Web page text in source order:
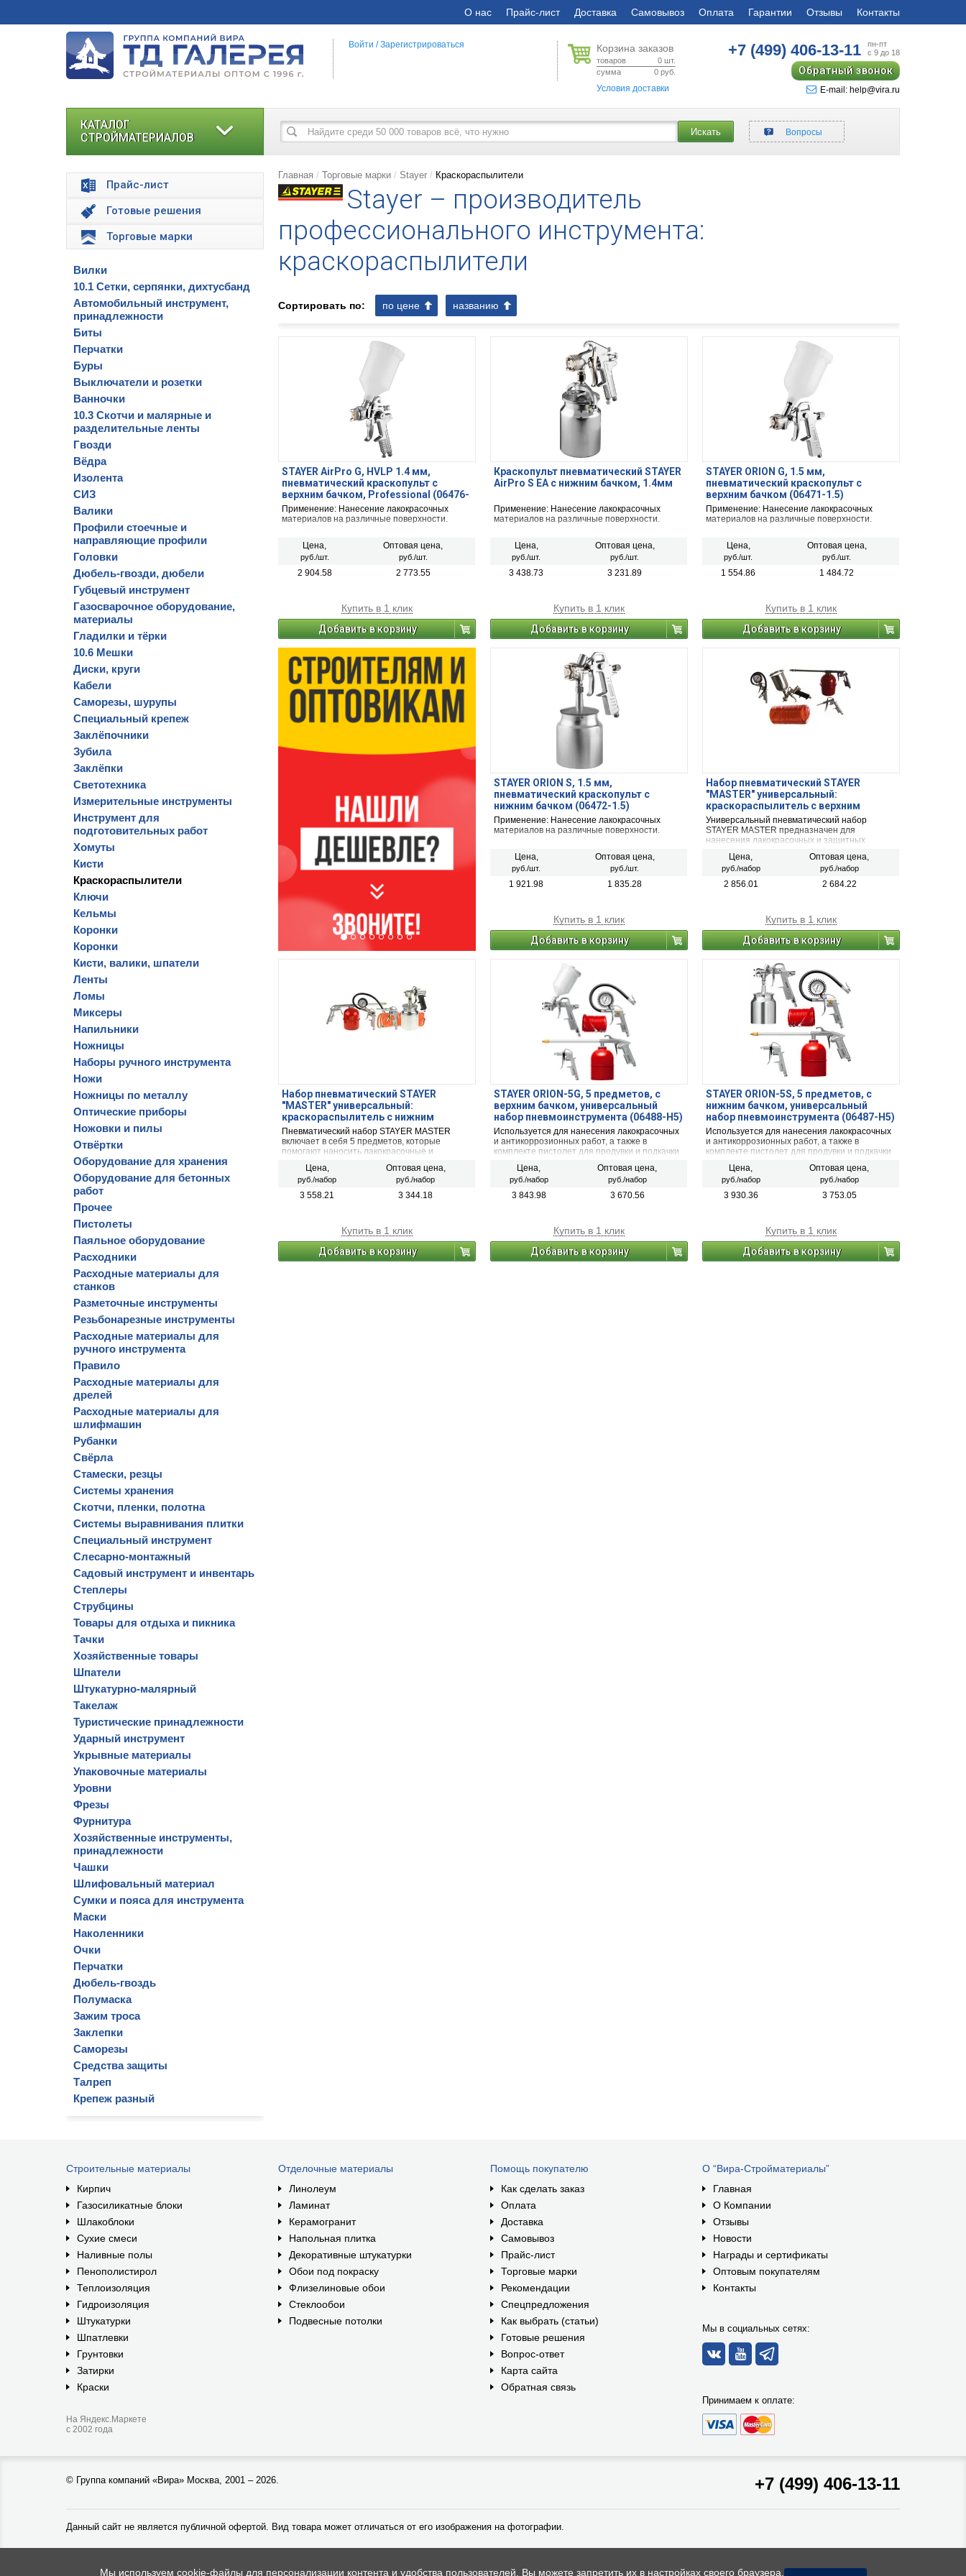
О нас Прайс-лист Доставка Самовывоз Оплата Гарантии Отзывы Контакты
Корзина заказов
товаров 0 шт.
сумма
0 руб.
Условия доставки
+7 (499)406-13-11
пн-пт
с 9 до 18
Обратный звонок
E-mail: help@vira.ru
Войти /Зарегистрироваться
КАТАЛОГ
СТРОЙМАТЕРИАЛОВ
Прайс-лист
Готовые решения
Торговые марки
Вилки
10.1 Сетки, серпянки, дихтусбанд
Автомобильный инструмент,
принадлежности
Биты
Перчатки
Буры
Выключатели и розетки
Ванночки
10.3 Скотчи и малярные и
разделительные ленты
Гвозди
Вёдра
Изолента
СИЗ
Валики
Профили стоечные и
направляющие профили
Головки
Дюбель-гвозди, дюбели
Губцевый инструмент
Газосварочное оборудование,
материалы
Гладилки и тёрки
10.6 Мешки
Диски, круги
Кабели
Саморезы, шурупы
Специальный крепеж
Заклёпочники
Зубила
Заклёпки
Светотехника
Измерительные инструменты
Инструмент для
подготовительных работ
Хомуты
Кисти
Краскораспылители
Ключи
Кельмы
Коронки
Коронки
Кисти, валики, шпатели
Ленты
Ломы
Миксеры
Напильники
Ножницы
Наборы ручного инструмента
Ножи
Ножницы по металлу
Оптические приборы
Ножовки и пилы
Отвёртки
Оборудование для хранения
Оборудование для бетонных
работ
Прочее
Пистолеты
Паяльное оборудование
Расходники
Расходные материалы для
станков
Разметочные инструменты
Резьбонарезные инструменты
Расходные материалы для
ручного инструмента
Правило
Расходные материалы для
дрелей
Расходные материалы для
шлифмашин
Рубанки
Свёрла
Стамески, резцы
Системы хранения
Скотчи, пленки, полотна
Системы выравнивания плитки
Специальный инструмент
Слесарно-монтажный
Садовый инструмент и инвентарь
Степлеры
Струбцины
Товары для отдыха и пикника
Тачки
Хозяйственные товары
Шпатели
Штукатурно-малярный
Такелаж
Туристические принадлежности
Ударный инструмент
Укрывные материалы
Упаковочные материалы
Уровни
Фрезы
Фурнитура
Хозяйственные инструменты,
принадлежности
Чашки
Шлифовальный материал
Сумки и пояса для инструмента
Маски
Наколенники
Очки
Перчатки
Дюбель-гвоздь
Полумаска
Зажим троса
Заклепки
Саморезы
Средства защиты
Талреп
Крепеж разный
Искать Вопросы
Главная Торговые марки Stayer Краскораспылители
Stayer – производитель
профессионального инструмента:
краскораспылители
Сортировать по: по цене названию
STAYER AirPro G, HVLP 1.4 мм,
пневматический краскопульт с
верхним бачком, Professional (06476-
1.4)
Применение: Нанесение лакокрасочных
материалов на различные поверхности.
Цена,
руб./шт.
Оптовая цена,
руб./шт.
2 904.58 2 773.55
Купить в 1 клик
Добавить в корзину
Краскопульт пневматический STAYER
AirPro S EA с нижним бачком, 1.4мм
Применение: Нанесение лакокрасочных
материалов на различные поверхности.
Цена,
руб./шт.
Оптовая цена,
руб./шт.
3 438.73 3 231.89
Купить в 1 клик
Добавить в корзину
STAYER ORION G, 1.5 мм,
пневматический краскопульт с
верхним бачком (06471-1.5)
Применение: Нанесение лакокрасочных
материалов на различные поверхности.
Цена,
руб./шт.
Оптовая цена,
руб./шт.
1 554.86 1 484.72
Купить в 1 клик
Добавить в корзину
STAYER ORION S, 1.5 мм,
пневматический краскопульт с
нижним бачком (06472-1.5)
Применение: Нанесение лакокрасочных
материалов на различные поверхности.
Цена,
руб./шт.
Оптовая цена,
руб./шт.
1 921.98 1 835.28
Купить в 1 клик
Добавить в корзину
Набор пневматический STAYER
″MASTER″ универсальный:
краскораспылитель с верхним
бачком, пистолеты, пневмошланг, 5
предм
Универсальный пневматический набор
STAYER MASTER предназначен для
нанесения лакокрасочных и защитных
металла, дерева, керамики, для продувки и
очистки поверхностей и отверстий сжатым
воздухом, подкачки автомобильных шин.
Цена,
руб./набор
Оптовая цена,
руб./набор
2 856.01 2 684.22
Купить в 1 клик
Добавить в корзину
Набор пневматический STAYER
″MASTER″ универсальный:
краскораспылитель с нижним
бачком, пистолеты, пневмошланг, 5
предм
Пневматический набор STAYER MASTER
включает в себя 5 предметов, которые
помогают наносить лакокрасочные и
металлические, деревянные и другие
поверхности.
Цена,
руб./набор
Оптовая цена,
руб./набор
3 558.21 3 344.18
Купить в 1 клик
Добавить в корзину
STAYER ORION-5G, 5 предметов, с
верхним бачком, универсальный
набор пневмоинструмента (06488-H5)
Используется для нанесения лакокрасочных
и антикоррозионных работ, а также в
комплекте пистолет для продувки и подкачки
Цена,
руб./набор
Оптовая цена,
руб./набор
3 843.98 3 670.56
Купить в 1 клик
Добавить в корзину
STAYER ORION-5S, 5 предметов, с
нижним бачком, универсальный
набор пневмоинструмента (06487-H5)
Используется для нанесения лакокрасочных
и антикоррозионных работ, а также в
комплекте пистолет для продувки и подкачки
Цена,
руб./набор
Оптовая цена,
руб./набор
3 930.36 3 753.05
Купить в 1 клик
Добавить в корзину
Строительные материалы
Кирпич
Газосиликатные блоки
Шлакоблоки
Сухие смеси
Наливные полы
Пенополистирол
Теплоизоляция
Гидроизоляция
Штукатурки
Шпатлевки
Грунтовки
Затирки
Краски
На Яндекс.Маркете
с 2002 года
Отделочные материалы
Линолеум
Ламинат
Керамогранит
Напольная плитка
Декоративные штукатурки
Обои под покраску
Флизелиновые обои
Стеклообои
Подвесные потолки
Помощь покупателю
Как сделать заказ
Оплата
Доставка
Самовывоз
Прайс-лист
Торговые марки
Рекомендации
Спецпредложения
Как выбрать (статьи)
Готовые решения
Вопрос-ответ
Карта сайта
Обратная связь
О “Вира-Стройматериалы”
Главная
О Компании
Отзывы
Новости
Награды и сертификаты
Оптовым покупателям
Контакты
Мы в социальных сетях:
Принимаем к оплате:
© Группа компаний «Вира» Москва, 2001 – 2026. +7 (499) 406-13-11
Данный сайт не является публичной офертой. Вид товара может отличаться от его изображения на фотографии.
Мы используем cookie-файлы для персонализации контента и удобства пользователей. Вы можете запретить их в настройках своего браузера.